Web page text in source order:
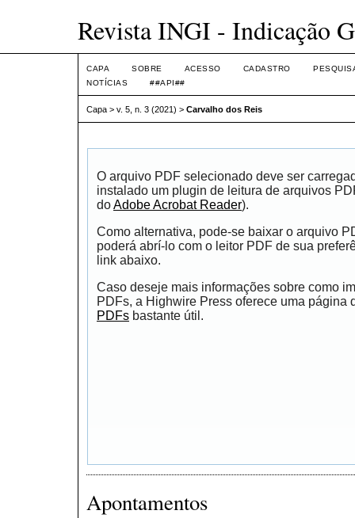
Revista INGI - Indicação
CAPA SOBRE ACESSO CADASTRO
NOTÍCIAS
##API##
Capa > v. 5, n. 3 (2021) > Carvalho dos Reis
O arquivo PDF selecionado deve ser
instalado um plugin de leitura de arquivos
doAdobe Acrobat Reader).
Como alternativa, pode-se baixar o arquivo
poderá abrí-lo com o leitor PDF de sua
link abaixo.
Caso deseje mais informações sobre como
PDFs, a Highwire Press oferece uma página
PDFs bastante útil.
Apontamentos